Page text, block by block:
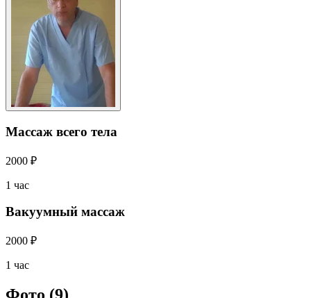
Массаж всего тела
2000 ₽
1 час
Вакуумный массаж
2000 ₽
1 час